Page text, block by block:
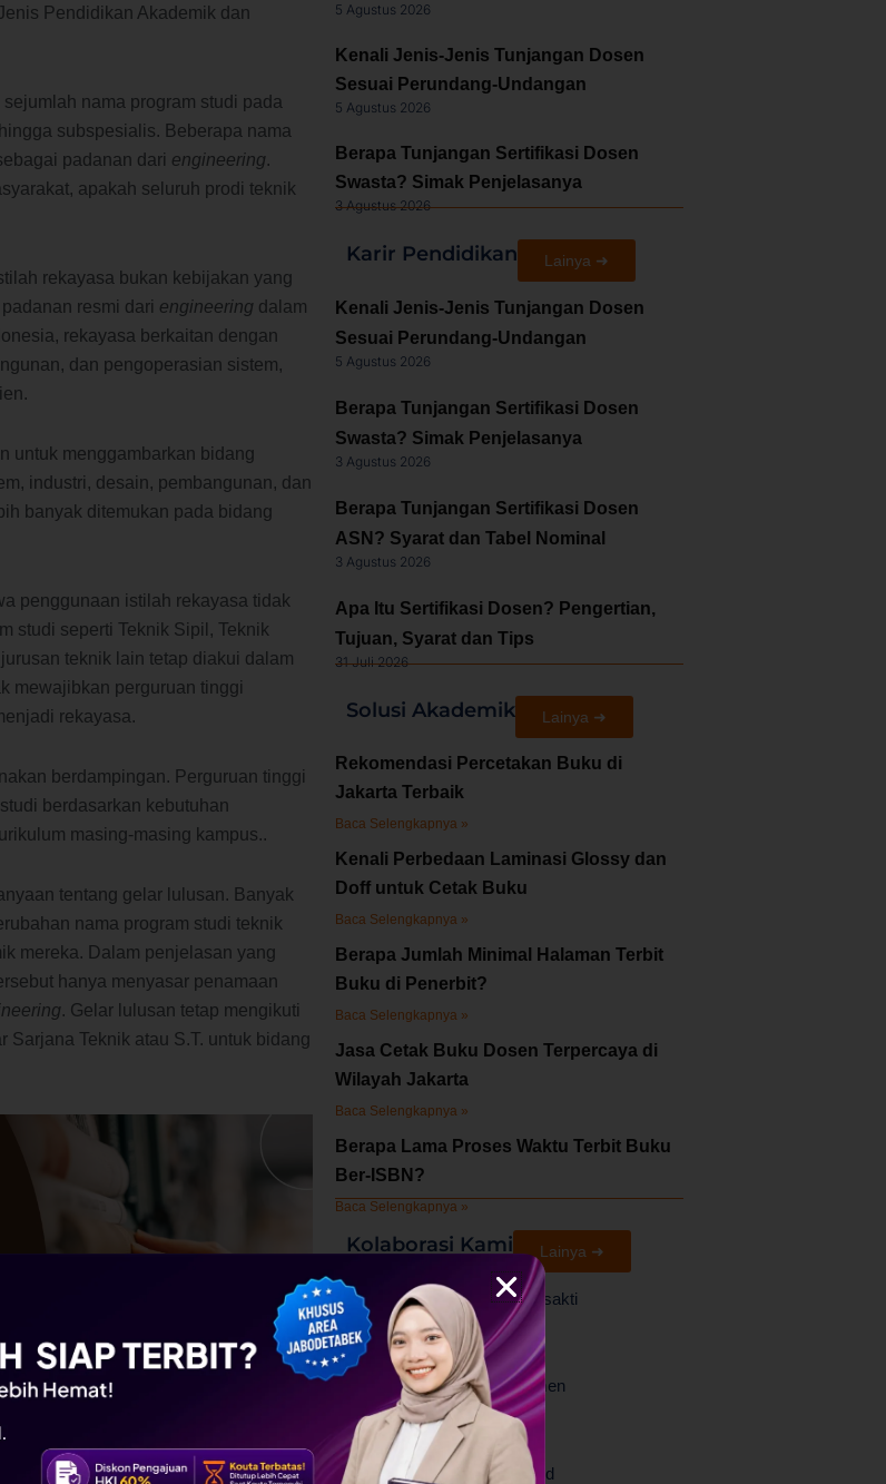
Pendidikan Akademik dan
nama program studi pada
subspesialis. Beberapa nama
padanan dari engineering.
apakah seluruh prodi teknik
rekayasa bukan kebijakan yang
resmi dari engineering dalam
rekayasa berkaitan dengan
dan pengoperasian sistem,
untuk menggambarkan bidang
industri, desain, pembangunan, dan
banyak ditemukan pada bidang
penggunaan istilah rekayasa tidak
studi seperti Teknik Sipil, Teknik
teknik lain tetap diakui dalam
mewajibkan perguruan tinggi
rekayasa.
berdampingan. Perguruan tinggi
berdasarkan kebutuhan
masing-masing kampus..
tentang gelar lulusan. Banyak
nama program studi teknik
mereka. Dalam penjelasan yang
hanya menyasar penamaan
. Gelar lulusan tetap mengikuti
Sarjana Teknik atau S.T. untuk bidang
5 Agustus 2026
Kenali Jenis-Jenis Tunjangan Dosen
Sesuai Perundang-Undangan
5 Agustus 2026
Berapa Tunjangan Sertifikasi Dosen
Swasta? Simak Penjelasanya
3 Agustus 2026
Karir Pendidikan Lainya ➜
Kenali Jenis-Jenis Tunjangan Dosen
Sesuai Perundang-Undangan
5 Agustus 2026
Berapa Tunjangan Sertifikasi Dosen
Swasta? Simak Penjelasanya
3 Agustus 2026
Berapa Tunjangan Sertifikasi Dosen
ASN? Syarat dan Tabel Nominal
3 Agustus 2026
Apa Itu Sertifikasi Dosen? Pengertian,
Tujuan, Syarat dan Tips
31 Juli 2026
Solusi Akademik Lainya ➜
Rekomendasi Percetakan Buku di
Jakarta Terbaik
Baca Selengkapnya »
Kenali Perbedaan Laminasi Glossy dan
Doff untuk Cetak Buku
Baca Selengkapnya »
Berapa Jumlah Minimal Halaman Terbit
Buku di Penerbit?
Baca Selengkapnya »
Jasa Cetak Buku Dosen Terpercaya di
Wilayah Jakarta
Baca Selengkapnya »
Berapa Lama Proses Waktu Terbit Buku
Ber-ISBN?
Baca Selengkapnya »
Kolaborasi Kami Lainya ➜
Universitas Trisakti
PPM Manajemen
Politeknik Sahid